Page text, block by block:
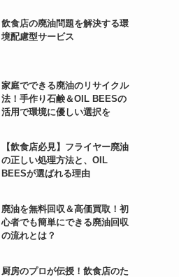
飲食店の廃油問題を解決する環
境配慮型サービス
家庭でできる廃油のリサイクル
法！手作り石鹸＆OIL BEESの
活用で環境に優しい選択を
【飲食店必見】フライヤー廃油
の正しい処理方法と、OIL
BEESが選ばれる理由
廃油を無料回収＆高価買取！初
心者でも簡単にできる廃油回収
の流れとは？
厨房のプロが伝授！飲食店のた